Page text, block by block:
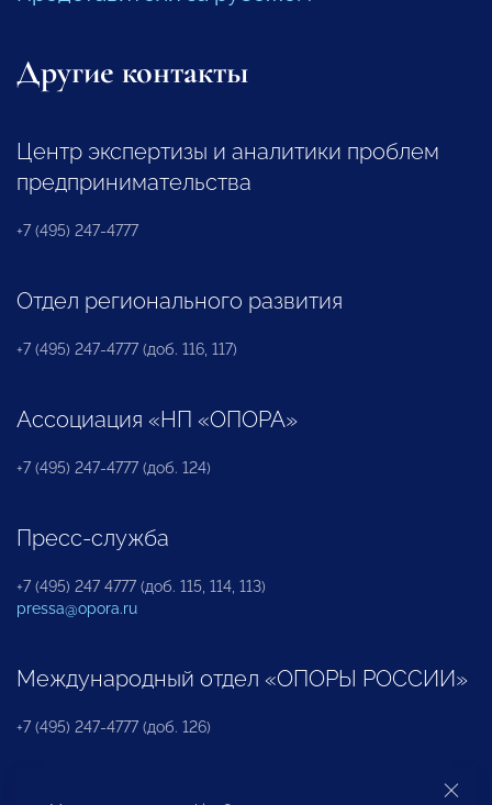
Другие контакты
Центр экспертизы и аналитики проблем
предпринимательства
+7 (495) 247-4777
Отдел регионального развития
+7 (495) 247-4777 (доб. 116, 117)
Ассоциация «НП «ОПОРА»
+7 (495) 247-4777 (доб. 124)
Пресс-служба
+7 (495) 247 4777 (доб. 115, 114, 113)
pressa@opora.ru
Международный отдел «ОПОРЫ РОССИИ»
+7 (495) 247-4777 (доб. 126)
Бюро по защите прав предпринимателей и